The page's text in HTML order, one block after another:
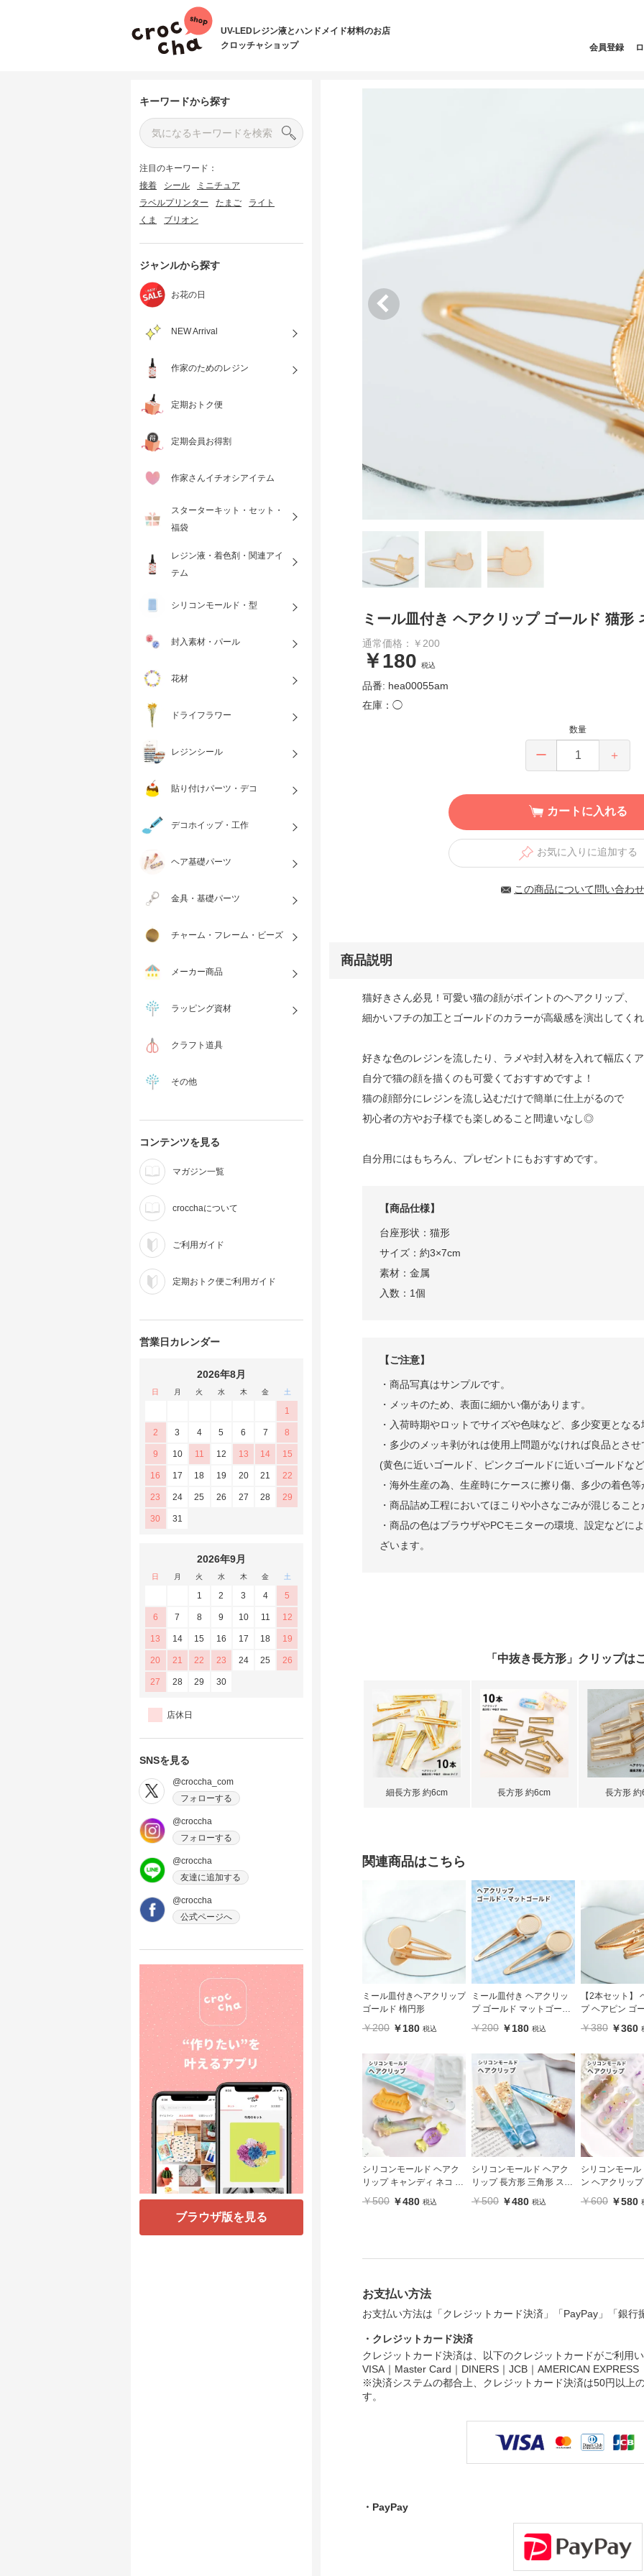
UV-LEDレジン液とハンドメイド材料のお店
クロッチャショップ
会員登録
キーワードから探す
注目のキーワード：
接着
シール
ミニチュア
ラベルプリンター
たまご
ライト
くま
ブリオン
ジャンルから探す
お花の日
NEW Arrival
作家のためのレジン
定期おトク便
定期会員お得割
作家さんイチオシアイテム
スターターキット・セット・
福袋
レジン液・着色剤・関連アイ
テム
シリコンモールド・型
封入素材・パール
花材
ドライフラワー
レジンシール
貼り付けパーツ・デコ
デコホイップ・工作
ヘア基礎パーツ
金具・基礎パーツ
チャーム・フレーム・ビーズ
メーカー商品
ラッピング資材
クラフト道具
その他
コンテンツを見る
マガジン一覧
crocchaについて
ご利用ガイド
定期おトク便ご利用ガイド
営業日カレンダー
2026年8月
日 月 火 水 木 金 土
1
2 3 4 5 6 7 8
9 10 11 12 13 14 15
16 17 18 19 20 21 22
23 24 25 26 27 28 29
30 31
2026年9月
日 月 火 水 木 金 土
1 2 3 4 5
6 7 8 9 10 11 12
13 14 15 16 17 18 19
20 21 22 23 24 25 26
27 28 29 30
店休日
SNSを見る
@croccha_com
フォローする
@croccha
フォローする
@croccha
友達に追加する
@croccha
公式ページへ
ブラウザ版を見る
ミール皿付き ヘアクリップ ゴールド 猫形
通常価格：￥200
￥180 税込
品番: hea00055am
在庫：◯
数量
ー ＋
カートに入れる
お気に入りに追加する
この商品について問い合わ
商品説明
猫好きさん必見！可愛い猫の顔がポイントのヘアクリップ、
細かいフチの加工とゴールドのカラーが高級感を演出してく
好きな色のレジンを流したり、ラメや封入材を入れて幅広く
自分で猫の顔を描くのも可愛くておすすめですよ！
猫の顔部分にレジンを流し込むだけで簡単に仕上がるので
初心者の方やお子様でも楽しめること間違いなし◎
自分用にはもちろん、プレゼントにもおすすめです。
【商品仕様】
台座形状：猫形
サイズ：約3×7cm
素材：金属
入数：1個
【ご注意】
・商品写真はサンプルです。
・メッキのため、表面に細かい傷があります。
・入荷時期やロットでサイズや色味など、多少変更とな
・多少のメッキ剥がれは使用上問題がなければ良品とさ
(黄色に近いゴールド、ピンクゴールドに近いゴールドな
・海外生産の為、生産時にケースに擦り傷、多少の着色
・商品詰め工程においてほこりや小さなごみが混じるこ
・商品の色はブラウザやPCモニターの環境、設定などに
ざいます。
「中抜き長方形」クリップは
細長方形 約6cm 長方形 約6cm 長方形 約
関連商品はこちら
ミール皿付きヘアクリップ
ゴールド 楕円形
￥200 ￥180 税込
ミール皿付き ヘアクリッ
プ ゴールド マットゴール
ド 円形
￥200 ￥180 税込
【2本セット】
プ ヘアピン ゴ
付き 楕円
￥380 ￥360
シリコンモールド ヘアク
リップ キャンディ ネコ く
も
￥500 ￥480 税込
シリコンモールド ヘアク
リップ 長方形 三角形 スリ
ム 4種
￥500 ￥480 税込
シリコンモール
ン ヘアクリッ
9種
￥600 ￥580
お支払い方法
お支払い方法は「クレジットカード決済」「PayPay」「銀行
・クレジットカード決済
クレジットカード決済は、以下のクレジットカードがご利用
VISA｜Master Card｜DINERS｜JCB｜AMERICAN EXPRESS
※決済システムの都合上、クレジットカード決済は50円以上
す。
・PayPay